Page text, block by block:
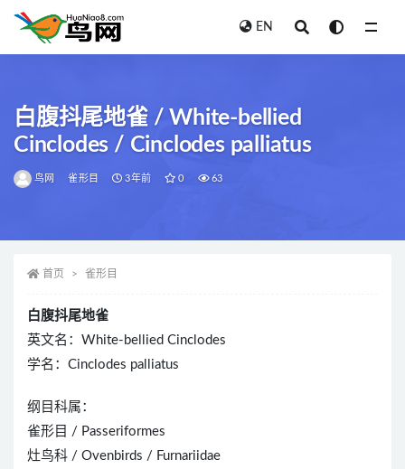
EN
白腹抖尾地雀 / White-bellied
Cinclodes / Cinclodes palliatus
鸟网 雀形目 3年前 0 63
首页 雀形目
白腹抖尾地雀
英文名：White-bellied Cinclodes
学名：Cinclodes palliatus
纲目科属：
雀形目 / Passeriformes
灶鸟科 / Ovenbirds / Furnariidae